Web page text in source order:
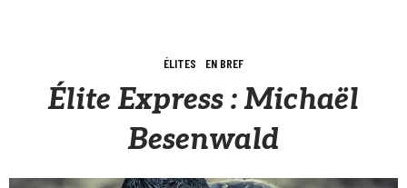
ÉLITES EN BREF
Élite Express : Michaël
Besenwald